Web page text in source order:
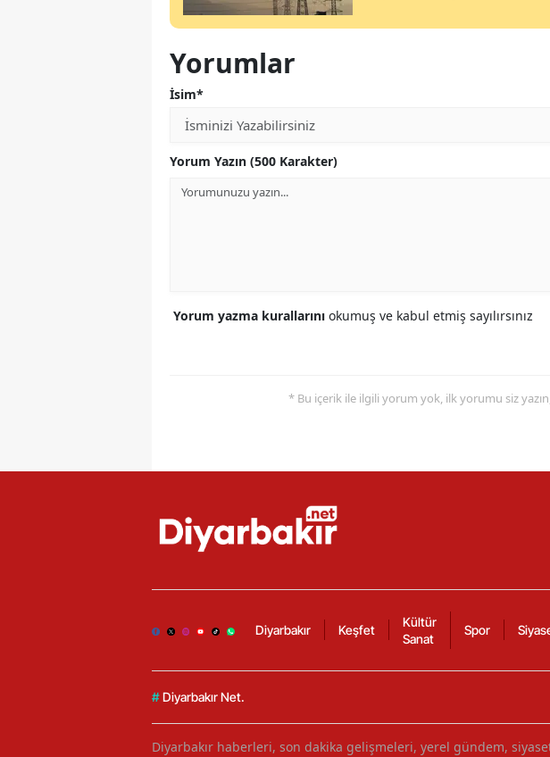
Yorumlar
İsim*
Yorum Yazın (500 Karakter)
Yorum yazma kurallarını okumuş ve kabul etmiş sayılırsınız
* Bu içerik ile ilgili yorum yok, ilk yorumu siz
Diyarbakır Keşfet
Kültür
Sanat
Spor
# Diyarbakır Net.
Diyarbakır haberleri, son dakika gelişmeleri, yerel gündem,